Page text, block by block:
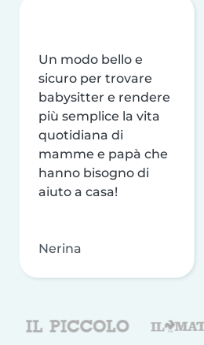
Un modo bello e
sicuro per trovare
babysitter e rendere
più semplice la vita
quotidiana di
mamme e papà che
hanno bisogno di
aiuto a casa!
Nerina